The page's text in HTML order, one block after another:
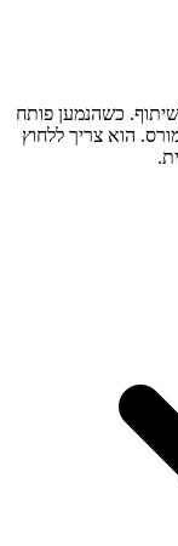
כשהנמען פותח
הוא צריך ללחוץ